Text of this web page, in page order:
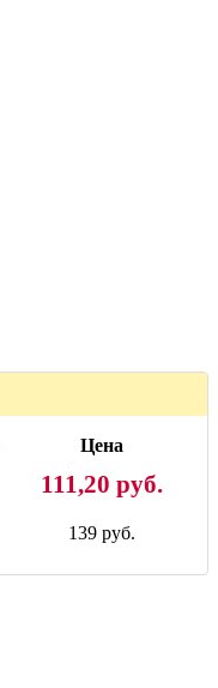
Цена
111,20 руб.
139 руб.